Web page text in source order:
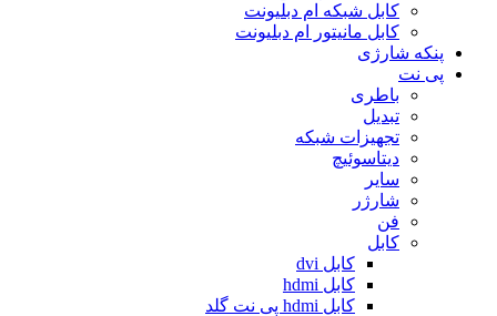
کابل شبکه ام دبلیونت
کابل مانیتور ام دبلیونت
پنکه شارژی
پی نت
باطری
تبدیل
تجهیزات شبکه
دیتاسوئیچ
سایر
شارژر
فن
کابل
کابل dvi
کابل hdmi
کابل hdmi پی نت گلد